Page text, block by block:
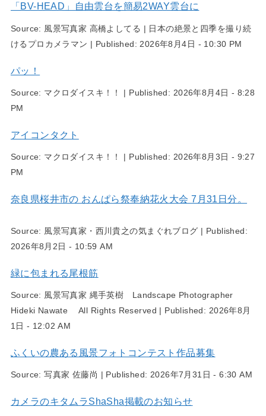
「BV-HEAD」自由雲台を簡易2WAY雲台に
Source: 風景写真家 高橋よしてる | 日本の絶景と四季を撮り続
けるプロカメラマン | Published: 2026年8月4日 - 10:30 PM
パッ！
Source: マクロダイスキ！！ | Published: 2026年8月4日 - 8:28
PM
アイコンタクト
Source: マクロダイスキ！！ | Published: 2026年8月3日 - 9:27
PM
奈良県桜井市の おんぱら祭奉納花火大会 7月31日分。
Source: 風景写真家・西川貴之の気まぐれブログ | Published:
2026年8月2日 - 10:59 AM
緑に包まれる尾根筋
Source: 風景写真家 縄手英樹 Landscape Photographer
Hideki Nawate All Rights Reserved | Published: 2026年8月
1日 - 12:02 AM
ふくいの農ある風景フォトコンテスト作品募集
Source:写真家 佐藤尚 | Published: 2026年7月31日 - 6:30 AM
カメラのキタムラShaSha掲載のお知らせ